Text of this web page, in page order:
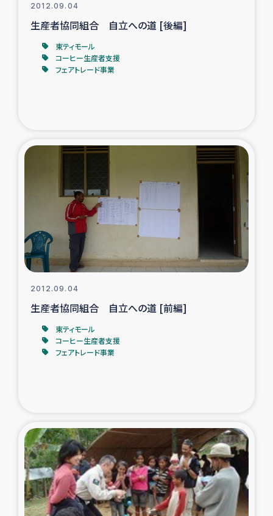
インドネシア中部 スラウェシの地震・津波被災者支援
スリランカ ムライティブ県帰還民の生活再建支援
スリランカ南部洪水被災者支援
スリランカの南北女性をつなぐサリー・リサイクル・プロ
ジェクト
復興支援事業
民際教育事業
ミャンマー緊急支援
タイ国境ミャンマー移民子ども支援
漁民によるマングローブ植林活動
2012.09.04
生産者協同組合 自立への道 [後編]
東ティモール
コーヒー生産者支援
フェアトレード事業
2012.09.04
生産者協同組合 自立への道 [前編]
東ティモール
コーヒー生産者支援
フェアトレード事業